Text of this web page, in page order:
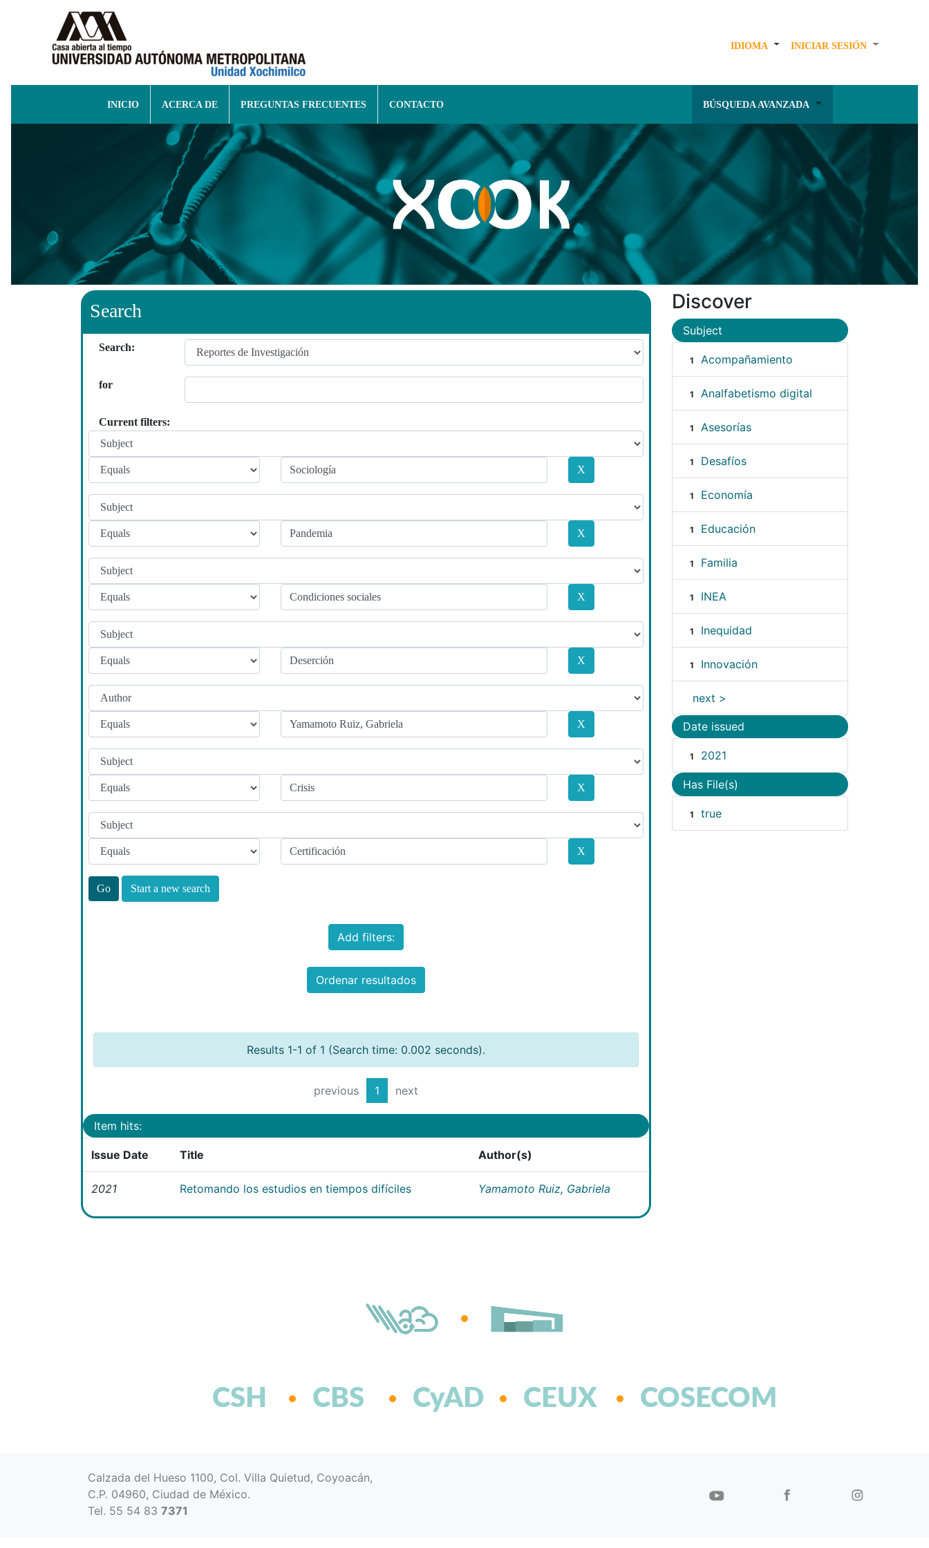
IDIOMA INICIAR SESIÓN
INICIO ACERCA DE PREGUNTAS FRECUENTES CONTACTO BÚSQUEDA AVANZADA
Search
Search:
for
Current filters:
Start a new search
Add filters:
Ordenar resultados
Results 1-1 of 1 (Search time: 0.002 seconds).
previous 1 next
Item hits:
Issue Date Title Author(s)
2021 Retomando los estudios en tiempos difíciles Yamamoto Ruiz, Gabriela
Discover
Subject
1 Acompañamiento
1 Analfabetismo digital
1 Asesorías
1 Desafíos
1 Economía
1 Educación
1 Familia
1 INEA
1 Inequidad
1 Innovación
next >
Date issued
1 2021
Has File(s)
1 true
CSH CBS CyAD CEUX COSECOM
Calzada del Hueso 1100, Col. Villa Quietud, Coyoacán,
C.P. 04960, Ciudad de México.
Tel. 55 54 83 7371